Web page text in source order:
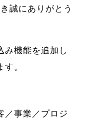
誠にありがとう
み機能を追加し
。
／事業／プロジ